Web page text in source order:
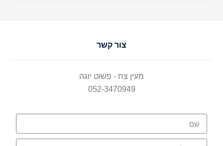
צור קשר
מעין צח - פשוט יוגה
052-3470949